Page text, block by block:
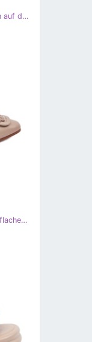
Seastar Beige Pantoffeln für Frauen auf der Plattform
Seastar Frauen Ballerinas auf einer flachen Sohle mit einer Verzierung für 58p Beige